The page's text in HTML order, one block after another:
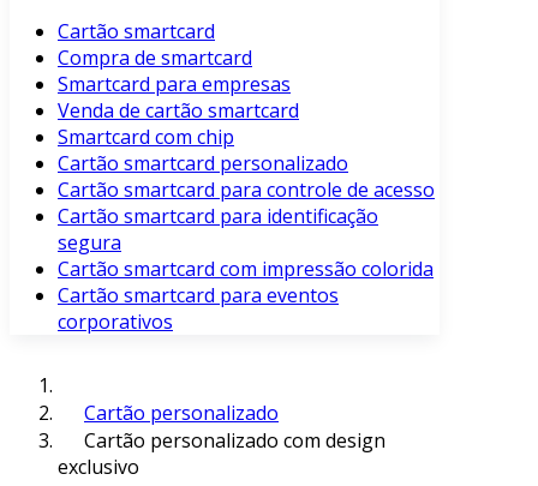
Cartão smartcard
Compra de smartcard
Smartcard para empresas
Venda de cartão smartcard
Smartcard com chip
Cartão smartcard personalizado
Cartão smartcard para controle de acesso
Cartão smartcard para identificação
segura
Cartão smartcard com impressão colorida
Cartão smartcard para eventos
corporativos
Cartão personalizado
Cartão personalizado com design
exclusivo